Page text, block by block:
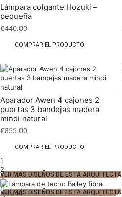
Lámpara colgante Hozuki –
pequeña
€440.00
COMPRAR EL PRODUCTO
Aparador Awen 4 cajones 2
puertas 3 bandejas madera
mindi natural
€855.00
COMPRAR EL PRODUCTO
1
2
3
4
VER MÁS DISEÑOS DE ESTA ARQUITECTA
VER MÁS DISEÑOS DE ESTA ARQUITECTA